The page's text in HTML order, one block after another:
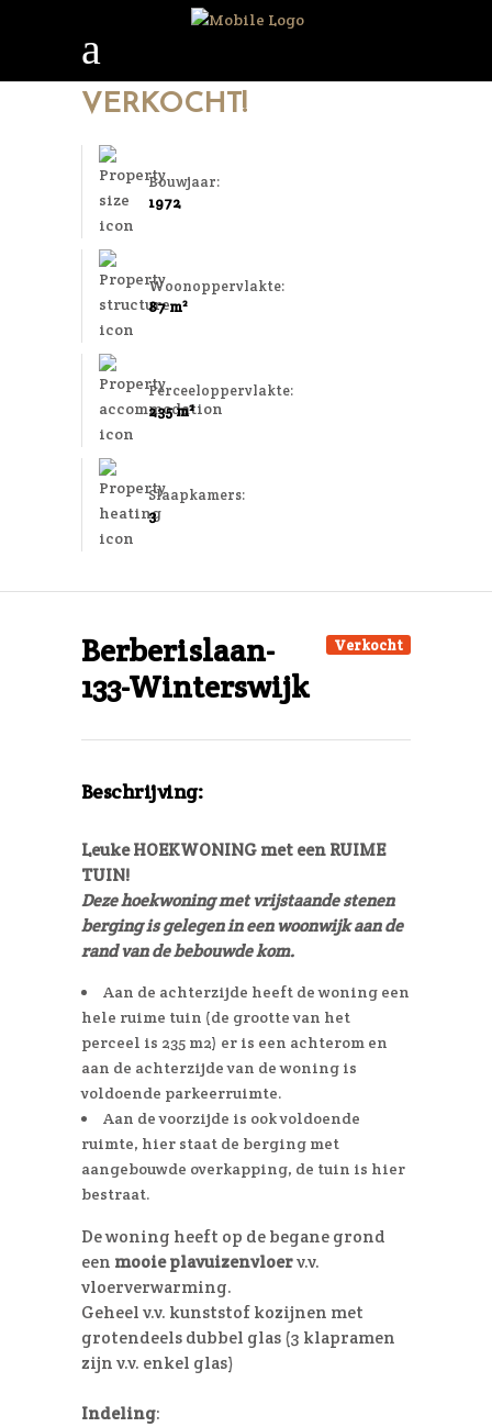
VERKOCHT!
Bouwjaar:
1972
Woonoppervlakte:
87 m²
Perceeloppervlakte:
235 m²
Slaapkamers:
3
Berberislaan-
133-Winterswijk
Verkocht
Beschrijving:
Leuke HOEKWONING met een RUIME
TUIN!
Deze hoekwoning met vrijstaande stenen
berging is gelegen in een woonwijk aan de
rand van de bebouwde kom.
Aan de achterzijde heeft de woning een
hele ruime tuin (de grootte van het
perceel is 235 m2) er is een achterom en
aan de achterzijde van de woning is
voldoende parkeerruimte.
Aan de voorzijde is ook voldoende
ruimte, hier staat de berging met
aangebouwde overkapping, de tuin is hier
bestraat.
De woning heeft op de begane grond
een mooie plavuizenvloerv.v.
vloerverwarming.
Geheel v.v. kunststof kozijnen met
grotendeels dubbel glas (3 klapramen
zijn v.v. enkel glas)
Indeling: